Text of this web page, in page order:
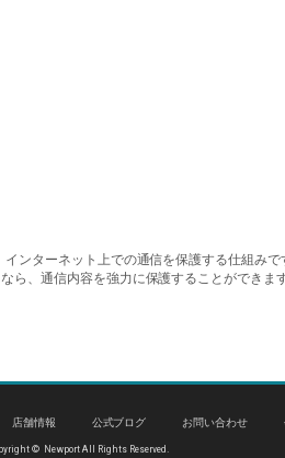
ターネット上での通信を保護する仕組み
、通信内容を強力に保護することができ
店舗情報 公式ブログ お問い合わせ
© Newport All Rights Reserved.